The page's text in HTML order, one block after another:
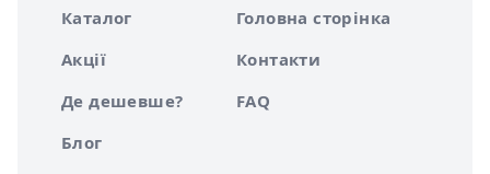
Каталог
Акції
Де дешевше?
Блог
Головна сторінка
Контакти
FAQ